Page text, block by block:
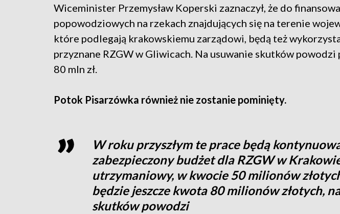
Wiceminister Przemysław Koperski zaznaczył, że do
popowodziowych na rzekach znajdujących się na terenie
które podlegają krakowskiemu zarządowi, będą też
przyznane RZGW w Gliwicach. Na usuwanie skutków powodzi
80 mln zł.
Potok Pisarzówka również nie zostanie pominięty.
W roku przyszłym te prace będą
zabezpieczony budżet dla RZGW w
utrzymaniowy, w kwocie 50 milionów
będzie jeszcze kwota 80 milionów złotych,
skutków powodzi